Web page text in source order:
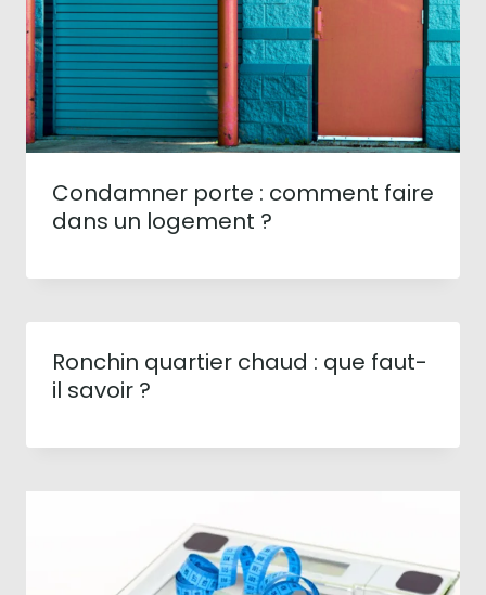
Condamner porte : comment faire
dans un logement ?
Ronchin quartier chaud : que faut-
il savoir ?